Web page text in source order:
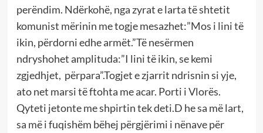
perëndim. Ndërkohë, nga zyrat e larta të shtetit
komunist mërinin me togje mesazhet:”Mos i lini të
ikin, përdorni edhe armët.”Të nesërmen
ndryshohet amplituda:”I lini të ikin, se kemi
zgjedhjet, përpara”.Togjet e zjarrit ndrisnin si yje,
ato net marsi të ftohta me acar. Porti i Vlorës.
Qyteti jetonte me shpirtin tek deti.D he sa më lart,
sa më i fuqishëm bëhej përgjërimi i nënave për